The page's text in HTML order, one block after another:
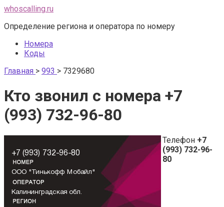
Перейти
контенту
whoscalling.ru
Определение региона и оператора по номеру
Номера
Коды
Главная > 993 > 7329680
Кто звонил с номера +7
(993) 732-96-80
Телефон +7
(993) 732-96-
80